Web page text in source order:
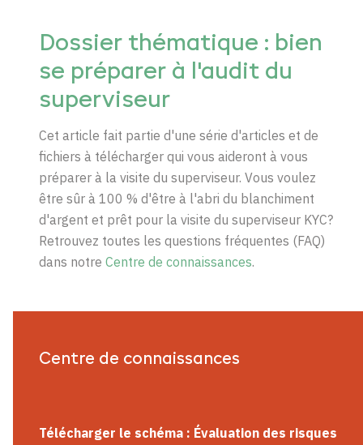
Dossier thématique : bien
se préparer à l'audit du
superviseur
Cet article fait partie d'une série d'articles et de
fichiers à télécharger qui vous aideront à vous
préparer à la visite du superviseur. Vous voulez
être sûr à 100 % d'être à l'abri du blanchiment
d'argent et prêt pour la visite du superviseur KYC?
Retrouvez toutes les questions fréquentes (FAQ)
dans notre Centre de connaissances.
Centre de connaissances
Télécharger le schéma : Évaluation des risques